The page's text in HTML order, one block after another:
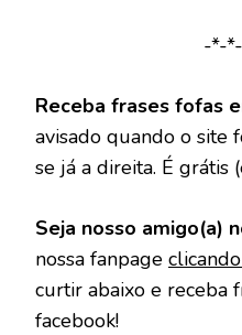
-*-
Receba frases fofas
avisado quando o site
se já a direita. É grátis
Seja nosso amigo(a)
nossa fanpage
curtir abaixo e receba
facebook!